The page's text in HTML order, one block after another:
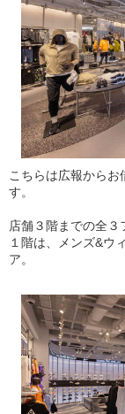
こちらは広報から
す。
店舗３階までの全３
１階は、メンズ&ウ
ア。